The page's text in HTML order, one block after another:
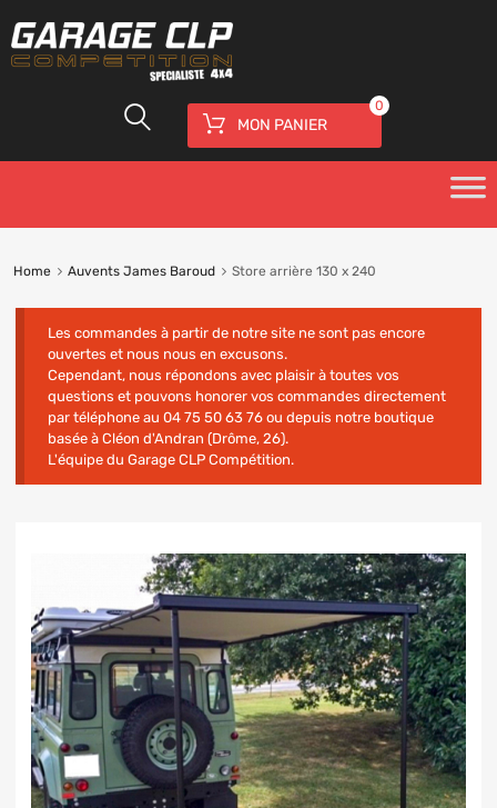
MON PANIER
0
Home Auvents James Baroud Store arrière 130 x 240
Les commandes à partir de notre site ne sont pas encore
ouvertes et nous nous en excusons.
Cependant, nous répondons avec plaisir à toutes vos
questions et pouvons honorer vos commandes directement
par téléphone au 04 75 50 63 76 ou depuis notre boutique
basée à Cléon d'Andran (Drôme, 26).
L'équipe du Garage CLP Compétition.